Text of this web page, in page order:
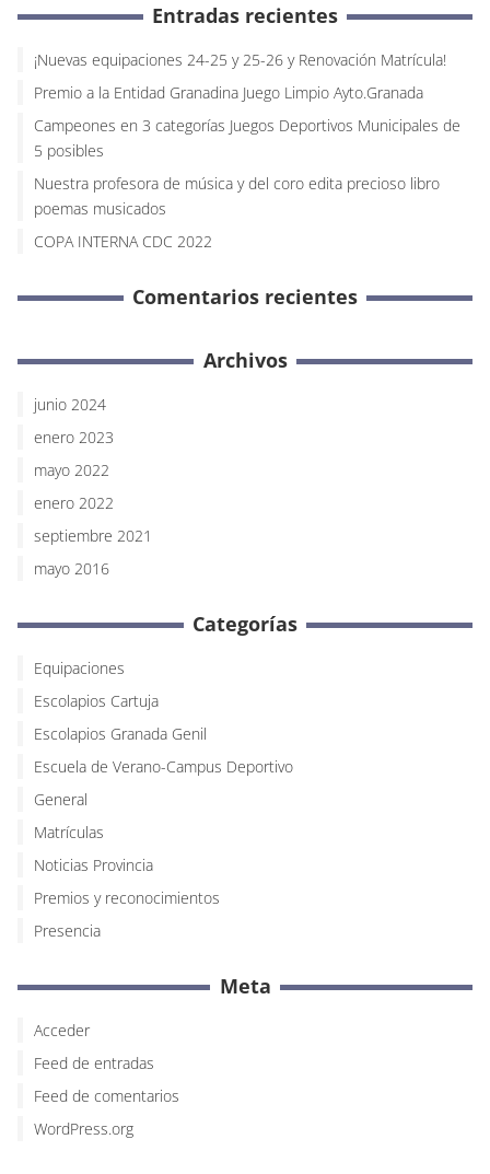
Entradas recientes
¡Nuevas equipaciones 24-25 y 25-26 y Renovación Matrícula!
Premio a la Entidad Granadina Juego Limpio Ayto.Granada
Campeones en 3 categorías Juegos Deportivos Municipales de
5 posibles
Nuestra profesora de música y del coro edita precioso libro
poemas musicados
COPA INTERNA CDC 2022
Comentarios recientes
Archivos
junio 2024
enero 2023
mayo 2022
enero 2022
septiembre 2021
mayo 2016
Categorías
Equipaciones
Escolapios Cartuja
Escolapios Granada Genil
Escuela de Verano-Campus Deportivo
General
Matrículas
Noticias Provincia
Premios y reconocimientos
Presencia
Meta
Acceder
Feed de entradas
Feed de comentarios
WordPress.org